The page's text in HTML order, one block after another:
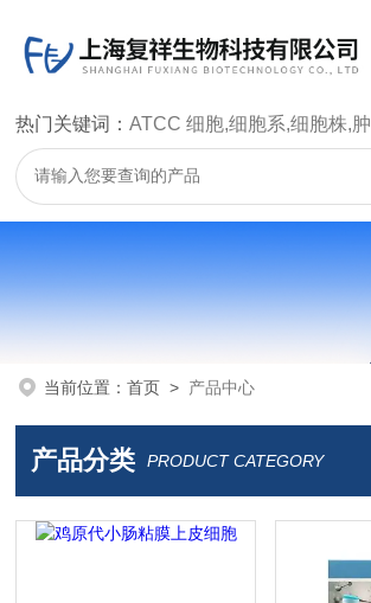
热门关键词：ATCC 细胞,细胞系,细胞株,肿瘤细胞,细胞,ATCC 菌种，CMCC 菌种，标准菌
当前位置：首页 > 产品中心
产品分类 PRODUCT CATEGORY